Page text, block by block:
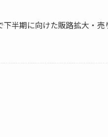
半期に向けた販路拡大・売